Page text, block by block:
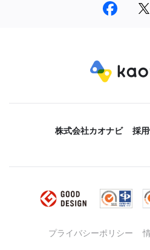
株式会社カオナビ 採
プライバシーポリシー